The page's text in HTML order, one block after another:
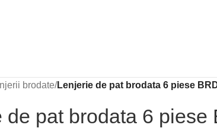
brodate/Lenjerie de pat brodata 6 piese
de pat brodata 6 piese